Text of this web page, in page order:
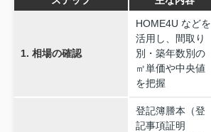
1. 相場の確認
HOME4U などを
活用し、間取り
別・築年数別の
㎡単価や中央値
を把握
登記簿謄本（登
記事項証明